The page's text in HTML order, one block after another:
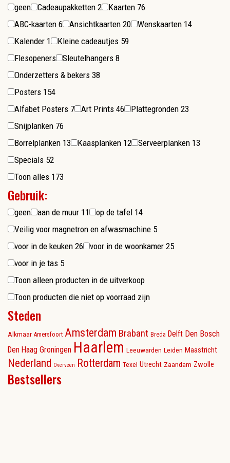
geen Cadeaupakketten 2 Kaarten 76
ABC-kaarten 6 Ansichtkaarten 20 Wenskaarten 14
Kalender 1 Kleine cadeautjes 59
Flesopeners
Sleutelhangers 8
Onderzetters & bekers 38
Posters 154
Alfabet Posters 7 Art Prints 46 Plattegronden 23
Snijplanken 76
Borrelplanken 13 Kaasplanken 12 Serveerplanken 13
Specials 52
Toon alles 173
Gebruik:
geen aan de muur 11 op de tafel 14
Veilig voor magnetron en afwasmachine 5
voor in de keuken 26 voor in de woonkamer 25
voor in je tas 5
Toon alleen producten in de uitverkoop
Toon producten die niet op voorraad zijn
Steden
Alkmaar Amersfoort Amsterdam Brabant Breda Delft Den Bosch
Den Haag Groningen Haarlem Leeuwarden Leiden Maastricht
Nederland Overveen Rotterdam Texel Utrecht Zaandam Zwolle
Bestsellers